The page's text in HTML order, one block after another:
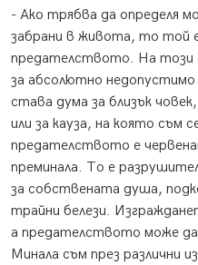
- Ако трябва да определя
забрани в живота, то той
предателството. На
за абсолютно недопустимо
става дума за близък
или за кауза, на която съм
предателството е
преминала. То е
за собствената душа,
трайни белези.
а предателството може да
Минала съм през различни